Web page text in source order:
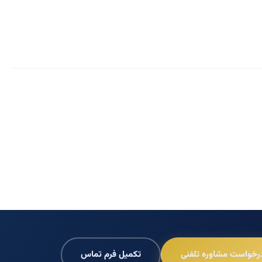
مشاوره تلفنی تکمیل فرم تماس